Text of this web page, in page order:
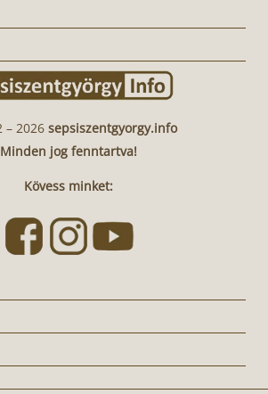
– 2026 sepsiszentgyorgy.info
Minden jog fenntartva!
Kövess minket: